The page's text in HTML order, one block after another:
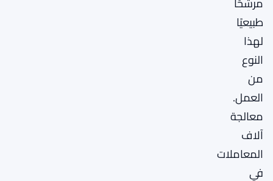
طبيعيًا
لهذا
النوع
من
العمل.
معالجة
آلاف
المعاملات
في